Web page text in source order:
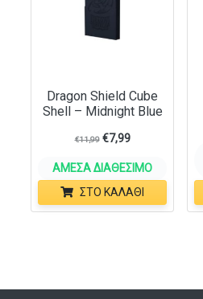
Dragon Shield Cube
Shell – Midnight Blue
€11,99 €7,99
ΆΜΕΣΑ ΔΙΑΘΈΣΙΜΟ
ΣΤΟ ΚΑΛΆΘΙ